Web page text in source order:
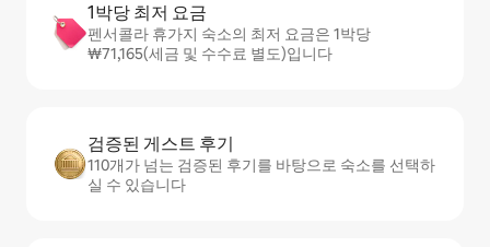
1박당 최저 요금
펜서콜라 휴가지 숙소의 최저 요금은 1박당
₩71,165(세금 및 수수료 별도)입니다
검증된 게스트 후기
110개가 넘는 검증된 후기를 바탕으로 숙소를 선택하
실 수 있습니다